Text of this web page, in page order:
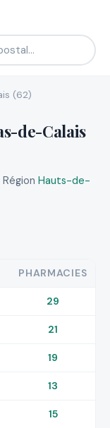
(62)
de-Calais
Hauts-de-
PHARMACIES
29
21
19
13
15